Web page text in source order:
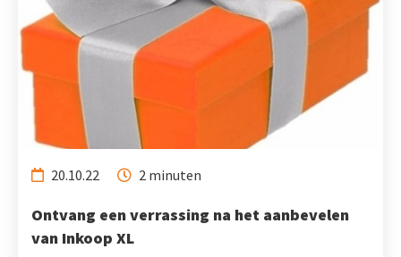
20.10.22 2 minuten
Ontvang een verrassing na het aanbevelen
van Inkoop XL